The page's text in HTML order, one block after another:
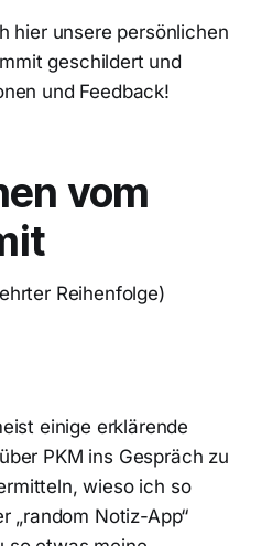
hier unsere persönlichen
geschildert und
und Feedback!
vom
Reihenfolge)
einige erklärende
PKM ins Gespräch zu
wieso ich so
„random Notiz-App“